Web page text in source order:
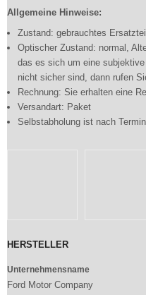
Allgemeine Hinweise:
Zustand: gebrauchtes
Optischer Zustand: normal,
das es sich um eine
nicht sicher sind, dann rufen
Rechnung: Sie erhalten eine
Versandart: Paket
Selbstabholung ist nach
HERSTELLER
Unternehmensname
Ford Motor Company